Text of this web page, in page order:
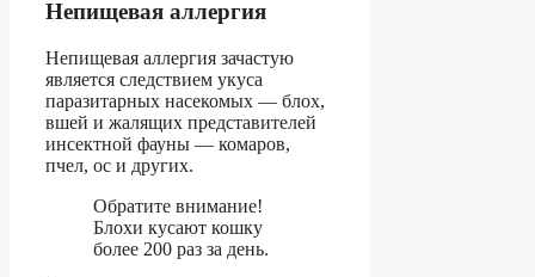
Непищевая аллергия
Непищевая аллергия зачастую
является следствием укуса
паразитарных насекомых — блох,
вшей и жалящих представителей
инсектной фауны — комаров,
пчел, ос и других.
Обратите внимание!
Блохи кусают кошку
более 200 раз за день.